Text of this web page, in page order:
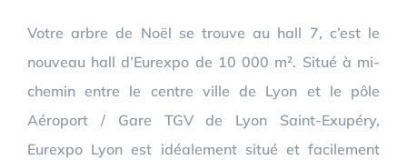
Votre arbre de Noël se trouve au hall 7, c’est le
nouveau hall d’Eurexpo de 10 000 m². Situé à mi-
chemin entre le centre ville de Lyon et le pôle
Aéroport / Gare TGV de Lyon Saint-Exupéry,
Eurexpo Lyon est idéalement situé et facilement